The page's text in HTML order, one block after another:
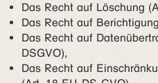
Das Recht auf Löschung
Das Recht auf
Das Recht auf
DSGVO),
Das Recht auf